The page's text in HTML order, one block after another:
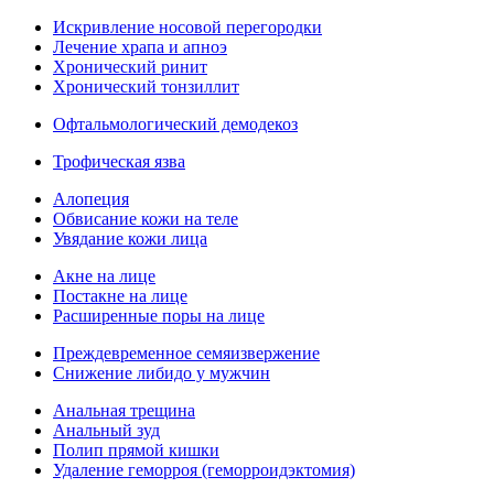
Искривление носовой перегородки
Лечение храпа и апноэ
Хронический ринит
Хронический тонзиллит
Офтальмологический демодекоз
Трофическая язва
Алопеция
Обвисание кожи на теле
Увядание кожи лица
Акне на лице
Постакне на лице
Расширенные поры на лице
Преждевременное семяизвержение
Снижение либидо у мужчин
Анальная трещина
Анальный зуд
Полип прямой кишки
Удаление геморроя (геморроидэктомия)